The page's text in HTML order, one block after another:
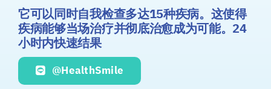
它可以同时自我检查多达15种疾病。这使得
疾病能够当场治疗并彻底治愈成为可能。24
小时内快速结果
@HealthSmile